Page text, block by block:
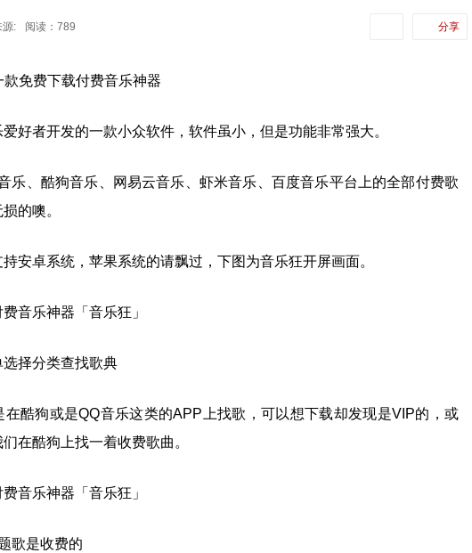
源: 阅读：789 分享
免费下载付费音乐神器
好者开发的一款小众软件，软件虽小，但是功能非常强大。
乐、酷狗音乐、网易云音乐、虾米音乐、百度音乐平台上的全部付费歌
的噢。
安卓系统，苹果系统的请飘过，下图为音乐狂开屏画面。
择分类查找歌典
在酷狗或是QQ音乐这类的APP上找歌，可以想下载却发现是VIP的，或
在酷狗上找一着收费歌曲。
歌是收费的